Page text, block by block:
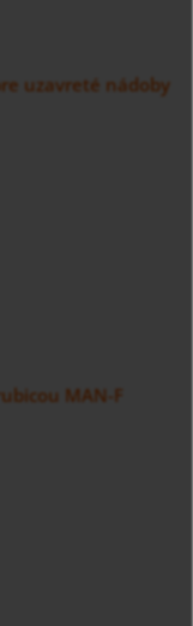
uzavreté nádoby
MAN-F